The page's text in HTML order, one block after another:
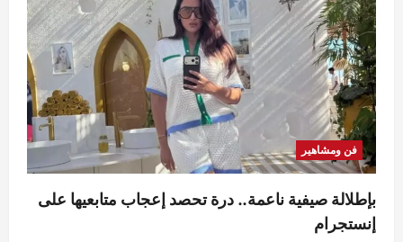
فن ومشاهير
بإطلالة صيفية ناعمة.. درة تحصد إعجاب متابعيها على
إنستجرام